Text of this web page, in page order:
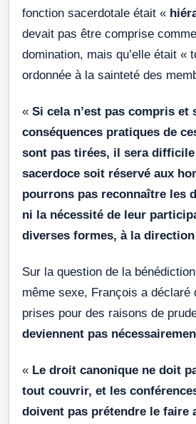
fonction sacerdotale était «
devait pas être comprise
domination, mais qu’elle était «
ordonnée à la sainteté des
« Si cela n’est pas compris et
conséquences pratiques de
sont pas tirées, il sera difficile
sacerdoce soit réservé aux
pourrons pas reconnaître les
ni la nécessité de leur
diverses formes, à la direction
Sur la question de la
même sexe, François a déclaré
prises pour des raisons de
deviennent pas
« Le droit canonique ne doit
tout couvrir, et les
doivent pas prétendre le faire